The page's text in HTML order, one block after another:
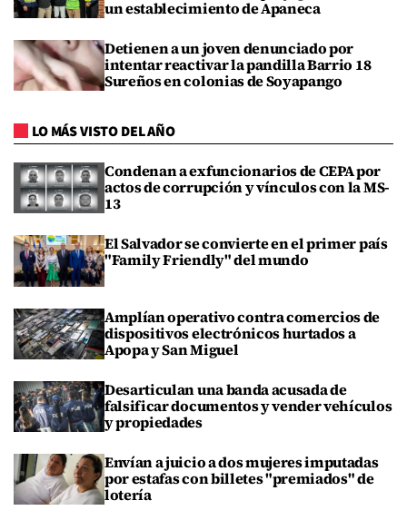
un establecimiento de Apaneca
Detienen a un joven denunciado por
intentar reactivar la pandilla Barrio 18
Sureños en colonias de Soyapango
LO MÁS VISTO DEL AÑO
Condenan a exfuncionarios de CEPA por
actos de corrupción y vínculos con la MS-
13
El Salvador se convierte en el primer país
"Family Friendly" del mundo
Amplían operativo contra comercios de
dispositivos electrónicos hurtados a
Apopa y San Miguel
Desarticulan una banda acusada de
falsificar documentos y vender vehículos
y propiedades
Envían a juicio a dos mujeres imputadas
por estafas con billetes "premiados" de
lotería